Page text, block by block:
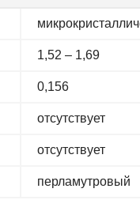
1,52 – 1,69
0,156
отсутствует
отсутствует
перламутровый